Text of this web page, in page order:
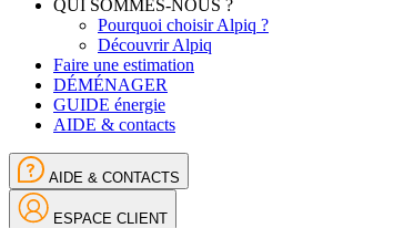
QUI SOMMES-NOUS ?
Pourquoi choisir Alpiq ?
Découvrir Alpiq
Faire une estimation
DÉMÉNAGER
GUIDE énergie
AIDE & contacts
AIDE & CONTACTS
ESPACE CLIENT